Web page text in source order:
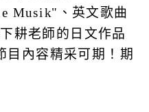
Musik"、英文歌曲
耕老師的日文作品
內容精采可期！期